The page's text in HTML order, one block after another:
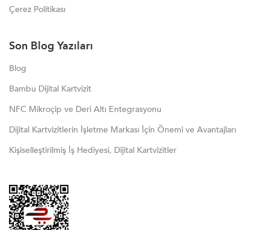
Çerez Politikası
Son Blog Yazıları
Blog
Bambu Dijital Kartvizit
NFC Mikroçip ve Deri Altı Entegrasyonu
Dijital Kartvizitlerin İşletme Markası İçin Önemi ve Avantajları
Kişiselleştirilmiş İş Hediyesi, Dijital Kartvizitler